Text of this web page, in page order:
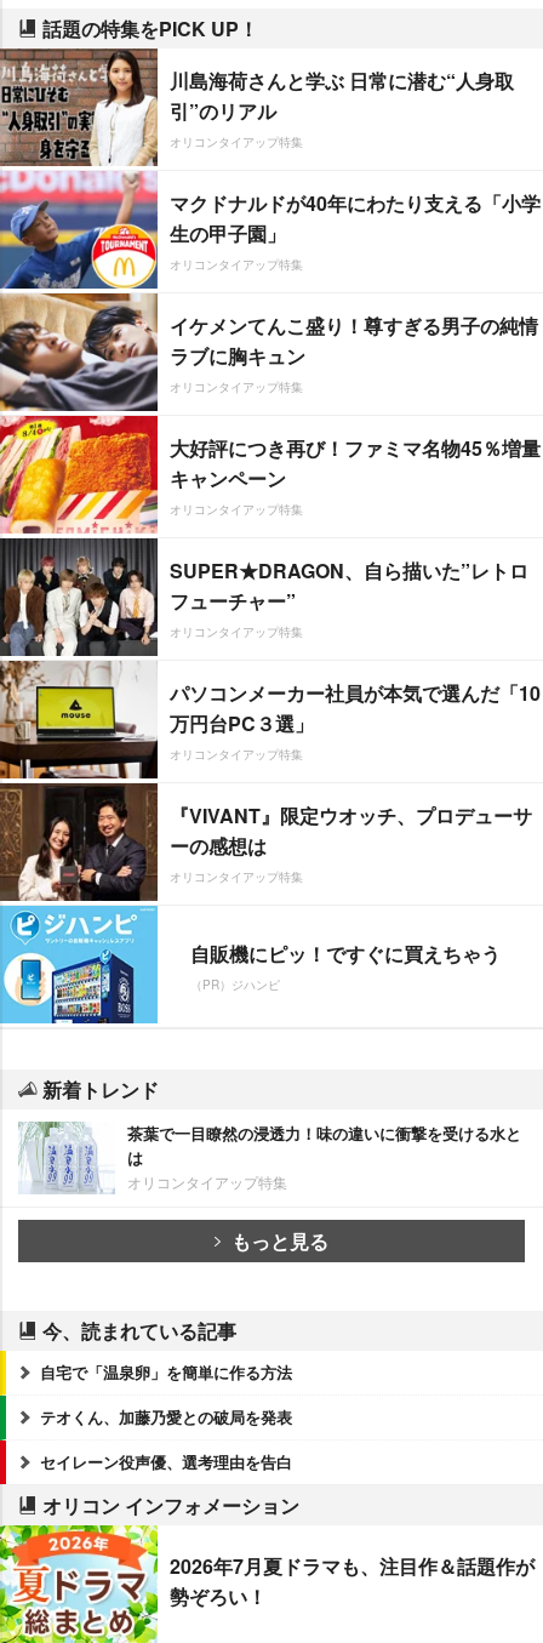
話題の特集をPICK UP！
川島海荷さんと学ぶ 日常に潜む“人身取
引”のリアル
オリコンタイアップ特集
マクドナルドが40年にわたり支える「小学
生の甲子園」
オリコンタイアップ特集
イケメンてんこ盛り！尊すぎる男子の純情
ラブに胸キュン
オリコンタイアップ特集
大好評につき再び！ファミマ名物45％増量
キャンペーン
オリコンタイアップ特集
SUPER★DRAGON、自ら描いた”レトロ
フューチャー”
オリコンタイアップ特集
パソコンメーカー社員が本気で選んだ「10
万円台PC３選」
オリコンタイアップ特集
『VIVANT』限定ウオッチ、プロデューサ
ーの感想は
オリコンタイアップ特集
自販機にピッ！ですぐに買えちゃう
（PR）ジハンピ
新着トレンド
茶葉で一目瞭然の浸透力！味の違いに衝撃を受ける水と
は
オリコンタイアップ特集
もっと見る
今、読まれている記事
自宅で「温泉卵」を簡単に作る方法
テオくん、加藤乃愛との破局を発表
セイレーン役声優、選考理由を告白
オリコン インフォメーション
2026年7月夏ドラマも、注目作＆話題作が
勢ぞろい！